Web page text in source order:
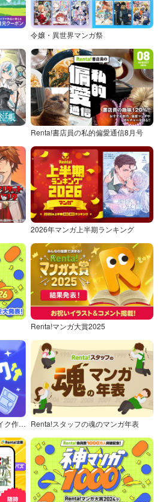
令嬢・異世界マンガ祭
Renta!書店員の私的偏愛通信8月号
2026年マンガ上半期ランキング
Renta!マンガ大賞2025
出版社が選ぶ！ネクストブレイク作品特集 Renta!スタッフの魂のマンガ年表